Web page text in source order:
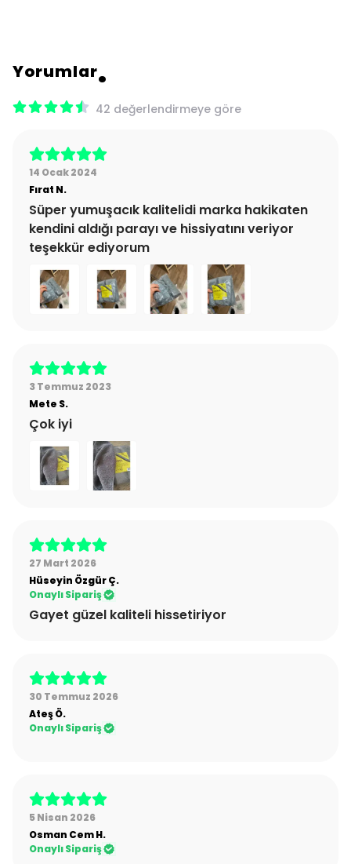
Yorumlar
42 değerlendirmeye göre
14 Ocak 2024
Fırat N.
Süper yumuşacık kalitelidi marka hakikaten
kendini aldığı parayı ve hissiyatını veriyor
teşekkür ediyorum
3 Temmuz 2023
Mete S.
Çok iyi
27 Mart 2026
Hüseyin ÖzgürÇ.
Onaylı Sipariş
Gayet güzel kaliteli hissetiriyor
30 Temmuz 2026
AteşÖ.
Onaylı Sipariş
5 Nisan 2026
Osman CemH.
Onaylı Sipariş